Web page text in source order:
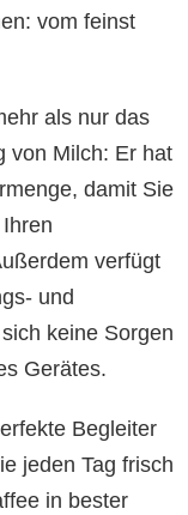
vom feinst
als nur das
von Milch: Er hat
damit Sie
verfügt
und
keine Sorgen
Gerätes.
Begleiter
jeden Tag frisch
in bester